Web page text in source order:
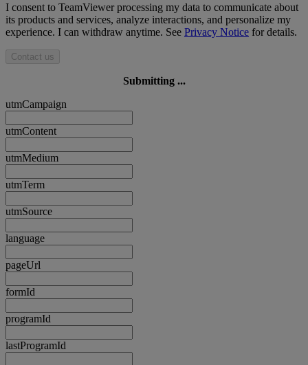
I consent to TeamViewer processing my data to communicate about
its products and services, analyze interactions, and personalize my
experience. I can withdraw anytime. See Privacy Notice for details.
Contact us
Submitting ...
utmCampaign
utmContent
utmMedium
utmTerm
utmSource
language
pageUrl
formId
programId
lastProgramId